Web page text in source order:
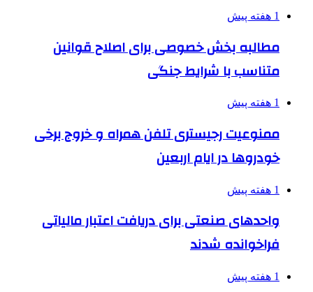
1 هفته پیش
مطالبه بخش خصوصی برای اصلاح قوانین
متناسب با شرایط جنگی
1 هفته پیش
ممنوعیت رجیستری تلفن همراه و خروج برخی
خودروها در ایام اربعین
1 هفته پیش
واحدهای صنعتی برای دریافت اعتبار مالیاتی
فراخوانده شدند
1 هفته پیش